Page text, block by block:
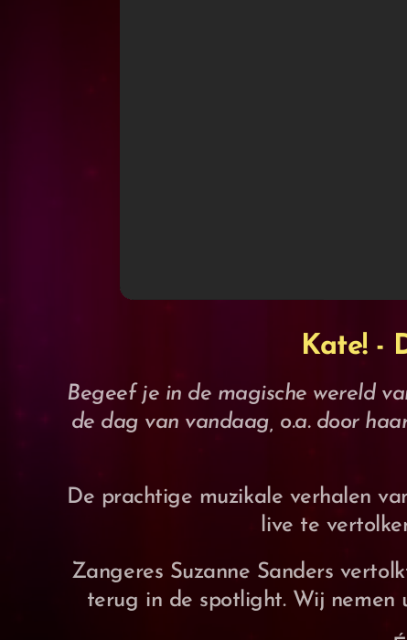
Kate! -
Begeef je in de magische wereld
de dag van vandaag, o.a. door
De prachtige muzikale verhalen
live te
Zangeres Suzanne Sanders
terug in de spotlight. Wij nemen